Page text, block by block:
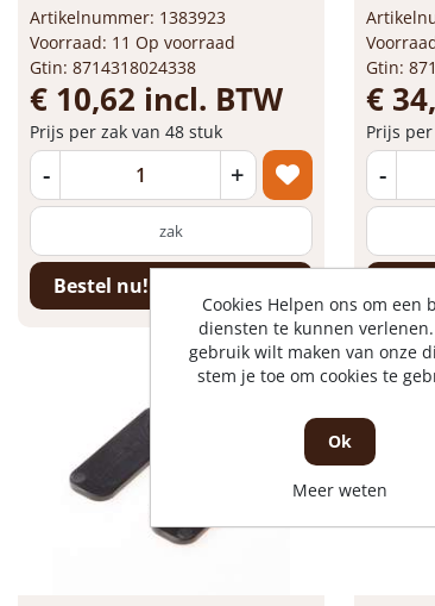
Artikelnummer: 1383923
Voorraad: 11 Op voorraad
Gtin: 8714318024338
€ 10,62 incl. BTW
Prijs per zak van 48 stuk
- +
zak
Bestel nu!
Gtin:
€
Prijs
-
Cookies Helpen ons om een
diensten te kunnen
gebruik wilt maken van onze
stem je toe om cookies te
Ok
Meer weten